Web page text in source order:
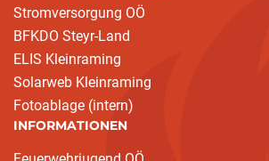
Stromversorgung OÖ
BFKDO Steyr-Land
ELIS Kleinraming
Solarweb Kleinraming
Fotoablage (intern)
INFORMATIONEN